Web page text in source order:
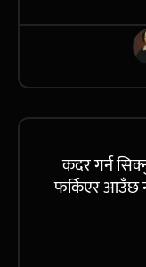
कदर गर्न
फर्किएर आउँछ